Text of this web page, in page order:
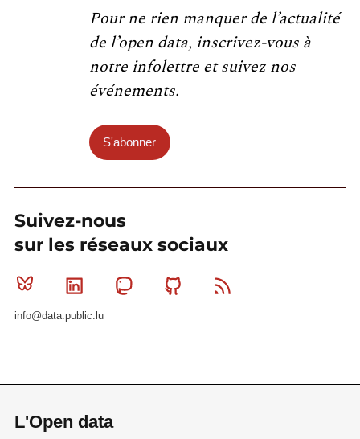
Pour ne rien manquer de l’actualité
de l’open data, inscrivez-vous à
notre infolettre et suivez nos
événements.
S'abonner
Suivez-nous
sur les réseaux sociaux
Bluesky Linkedin MastodonGithub
info@data.public.lu
L'Open data